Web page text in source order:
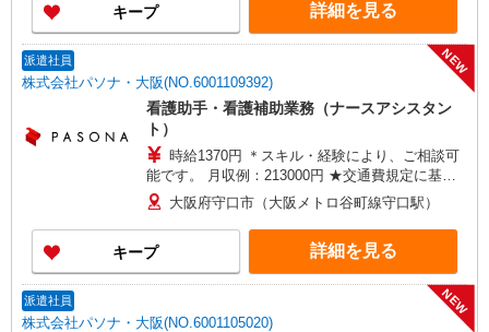
キープ 詳細を見る
派遣社員
株式会社パソナ・大阪(NO.6001109392)
NEW
看護助手・看護補助業務（ナースアシスタン
ト）
時給1370円 ＊スキル・経験により、ご相談可
能です。 月収例：213000円 ★交通費規定に基づ
き交通費支給
大阪府守口市（大阪メトロ谷町線守口駅）
キープ 詳細を見る
派遣社員
株式会社パソナ・大阪(NO.6001105020)
NEW